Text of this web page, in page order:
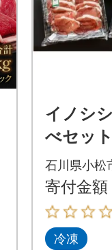
イノシ
べセッ
モ ウデ)
然ジビ
取得で
石川県小松
寄付金額
冷凍